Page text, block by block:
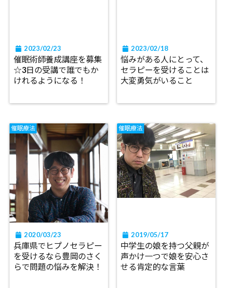
2023/02/23
催眠術師養成講座を募集
☆3日の受講で誰でもか
けれるようになる！
2023/02/18
悩みがある人にとって、
セラピーを受けることは
大変勇気がいること
催眠療法
2020/03/23
兵庫県でヒプノセラピー
を受けるなら豊岡のさく
らで問題の悩みを解決！
催眠療法
2019/05/17
中学生の娘を持つ父親が
声かけ一つで娘を安心さ
せる肯定的な言葉